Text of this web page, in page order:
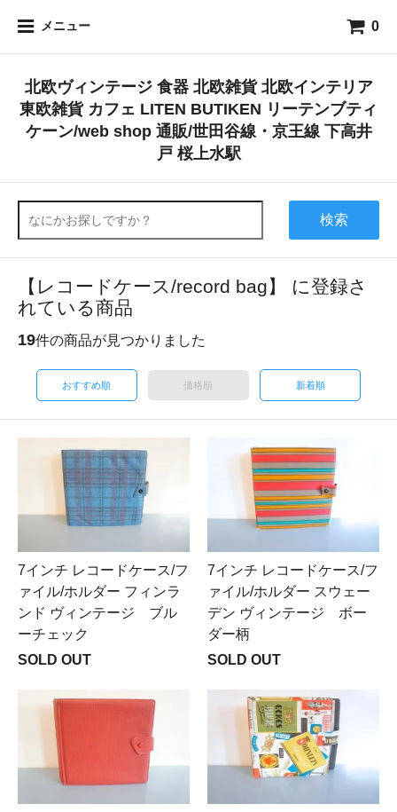
メニュー 0
北欧ヴィンテージ 食器 北欧雑貨 北欧インテリア
東欧雑貨 カフェ LITEN BUTIKEN リーテンブティ
ケーン/web shop 通販/世田谷線・京王線 下高井
戸 桜上水駅
検索
【レコードケース/record bag】 に登録さ
れている商品
19件の商品が見つかりました
おすすめ順 価格順 新着順
7インチ レコードケース/フ
ァイル/ホルダー フィンラ
ンド ヴィンテージ ブル
ーチェック
SOLD OUT
7インチ レコードケース/フ
ァイル/ホルダー スウェー
デン ヴィンテージ ボー
ダー柄
SOLD OUT